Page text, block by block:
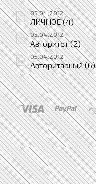
05.04.2012
ЛИЧНОЕ (4)
05.04.2012
Авторитет (2)
05.04.2012
Авторитарный (6)